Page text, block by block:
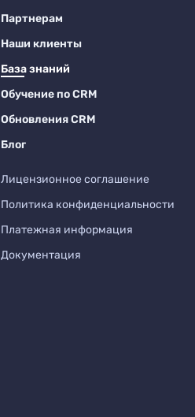
Партнерам
Наши клиенты
База знаний
Обучение по CRM
Обновления CRM
Блог
Лицензионное соглашение
Политика конфиденциальности
Платежная информация
Документация